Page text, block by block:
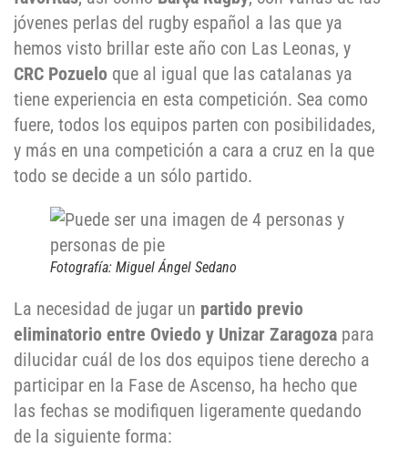
jóvenes perlas del rugby español a las que ya
hemos visto brillar este año con Las Leonas, y
CRC Pozuelo que al igual que las catalanas ya
tiene experiencia en esta competición. Sea como
fuere, todos los equipos parten con posibilidades,
y más en una competición a cara a cruz en la que
todo se decide a un sólo partido.
Fotografía: Miguel Ángel Sedano
La necesidad de jugar un partido previo
eliminatorio entre Oviedo y Unizar Zaragoza para
dilucidar cuál de los dos equipos tiene derecho a
participar en la Fase de Ascenso, ha hecho que
las fechas se modifiquen ligeramente quedando
de la siguiente forma: